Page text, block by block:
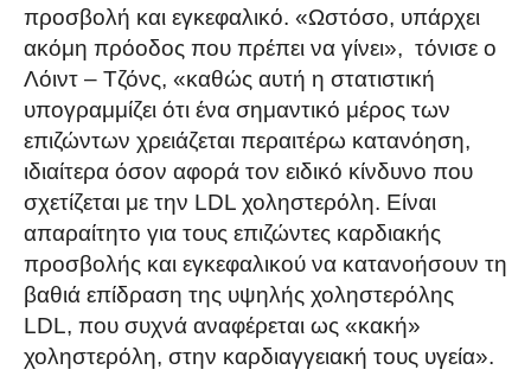
προσβολή και εγκεφαλικό. «Ωστόσο, υπάρχει
ακόμη πρόοδος που πρέπει να γίνει», τόνισε ο
Λόιντ – Τζόνς, «καθώς αυτή η στατιστική
υπογραμμίζει ότι ένα σημαντικό μέρος των
επιζώντων χρειάζεται περαιτέρω κατανόηση,
ιδιαίτερα όσον αφορά τον ειδικό κίνδυνο που
σχετίζεται με την LDL χοληστερόλη. Είναι
απαραίτητο για τους επιζώντες καρδιακής
προσβολής και εγκεφαλικού να κατανοήσουν τη
βαθιά επίδραση της υψηλής χοληστερόλης
LDL, που συχνά αναφέρεται ως «κακή»
χοληστερόλη, στην καρδιαγγειακή τους υγεία».